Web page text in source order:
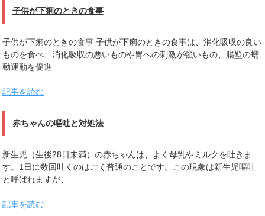
子供が下痢のときの食事
子供が下痢のときの食事 子供が下痢のときの食事は、消化吸収の良い
ものを食べ、消化吸収の悪いものや胃への刺激が強いもの、腸壁の蠕
動運動を促進
記事を読む
赤ちゃんの嘔吐と対処法
新生児（生後28日未満）の赤ちゃんは、よく母乳やミルクを吐きま
す。1日に数回吐くのはごく普通のことです。この現象は新生児嘔吐
と呼ばれますが、
記事を読む